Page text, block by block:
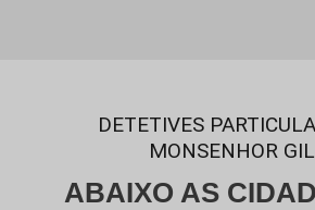
DETETIVES
MONSENHOR
ABAIXO AS